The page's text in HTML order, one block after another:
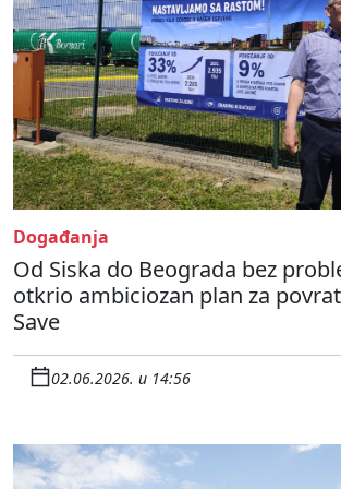
Događanja
Od Siska do Beograda bez
otkrio ambiciozan plan za
Save
02.06.2026. u 14:56